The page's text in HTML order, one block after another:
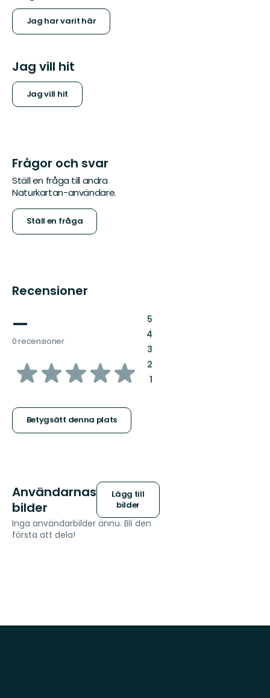
Jag har varit här
Jag vill hit
Jag vill hit
Frågor och svar
Ställ en fråga till andra
Naturkartan-användare.
Ställ en fråga
Recensioner
—
0 recensioner
av
stjärnor
Betygsätt denna plats
5:
4:
3:
2:
1:
Användarnas
bilder
Lägg till
bilder
Inga användarbilder ännu. Bli den
första att dela!